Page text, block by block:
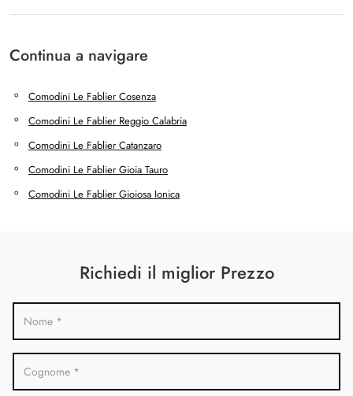
Continua a navigare
Comodini Le Fablier Cosenza
Comodini Le Fablier Reggio Calabria
Comodini Le Fablier Catanzaro
Comodini Le Fablier Gioia Tauro
Comodini Le Fablier Gioiosa Ionica
Richiedi il miglior Prezzo